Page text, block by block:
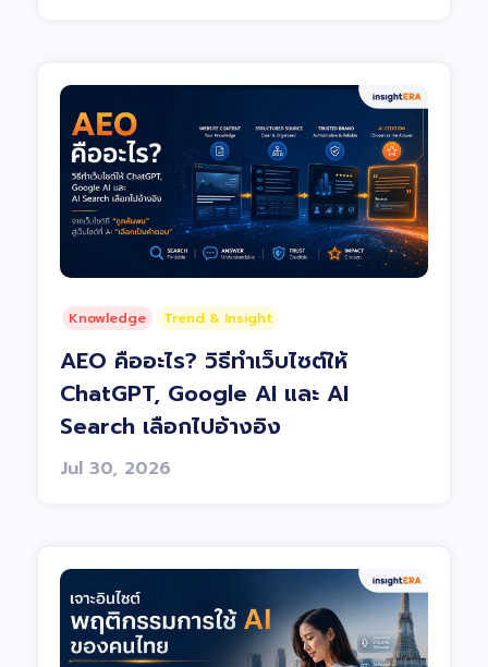
Knowledge Trend & Insight
AEO คืออะไร? วิธีทำเว็บไซต์ให้
ChatGPT, Google AI และ AI
Search เลือกไปอ้างอิง
Jul 30, 2026